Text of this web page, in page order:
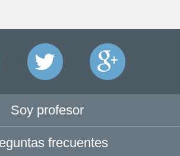
Soy profesor
frecuentes